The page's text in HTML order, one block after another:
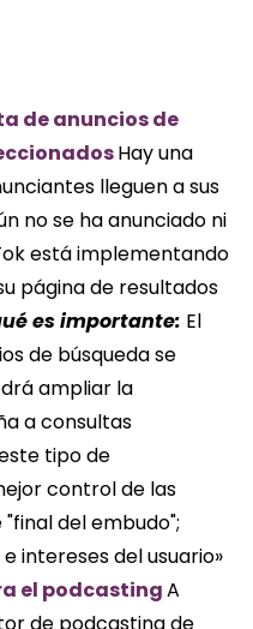
de anuncios de
Hay una
lleguen a sus
no se ha anunciado ni
está implementando
página de resultados
es importante: El
de búsqueda se
ampliar la
a consultas
tipo de
control de las
del embudo";
intereses del usuario»
el podcastingA